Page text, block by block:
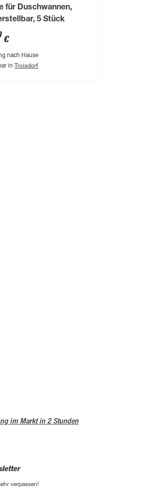
für Duschwannen,
5 Stück
€
nach Hause
in Troisdorf
im Markt in 2 Stunden
verpassen!